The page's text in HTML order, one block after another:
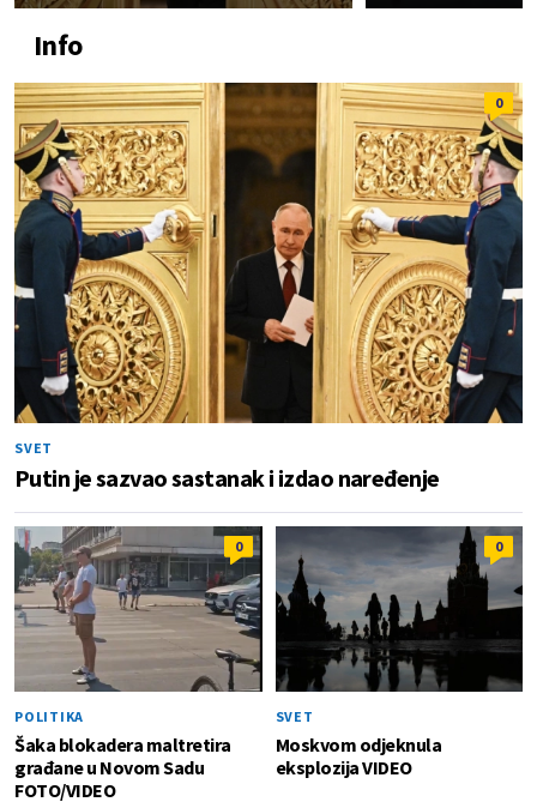
Info
0
SVET
Putin je sazvao sastanak i izdao naređenje
0
POLITIKA
Šaka blokadera maltretira
građane u Novom Sadu
FOTO/VIDEO
0
SVET
Moskvom odjeknula
eksplozija VIDEO